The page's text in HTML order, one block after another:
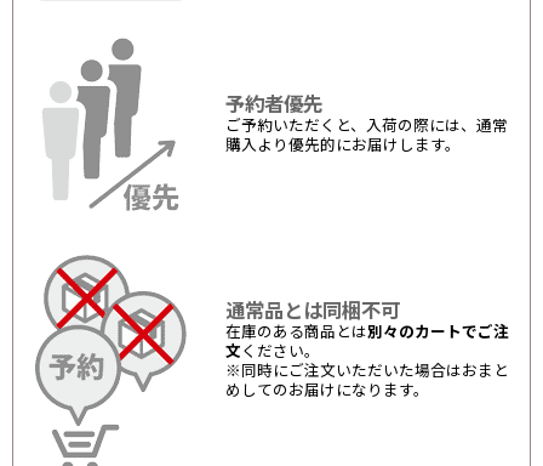
予約者優先
ご予約いただくと、入荷の際には、通常
購入より優先的にお届けします。
通常品とは同梱不可
在庫のある商品とは別々のカートでご注
文 ください。
※同時にご注文いただいた場合はおまと
めしてのお届けになります。